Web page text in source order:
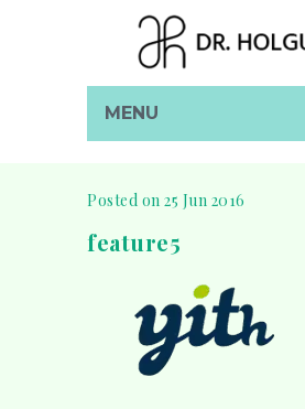
MENU
Posted on 25 Jun 2016
feature5